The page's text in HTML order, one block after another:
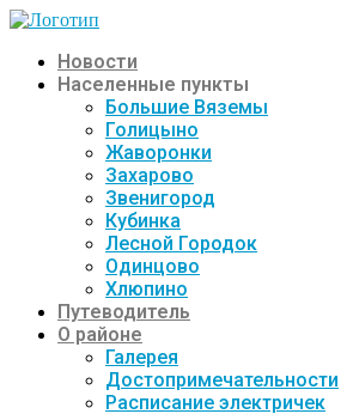
Новости
Населенные пункты
Большие Вяземы
Голицыно
Жаворонки
Захарово
Звенигород
Кубинка
Лесной Городок
Одинцово
Хлюпино
Путеводитель
О районе
Галерея
Достопримечательности
Расписание электричек